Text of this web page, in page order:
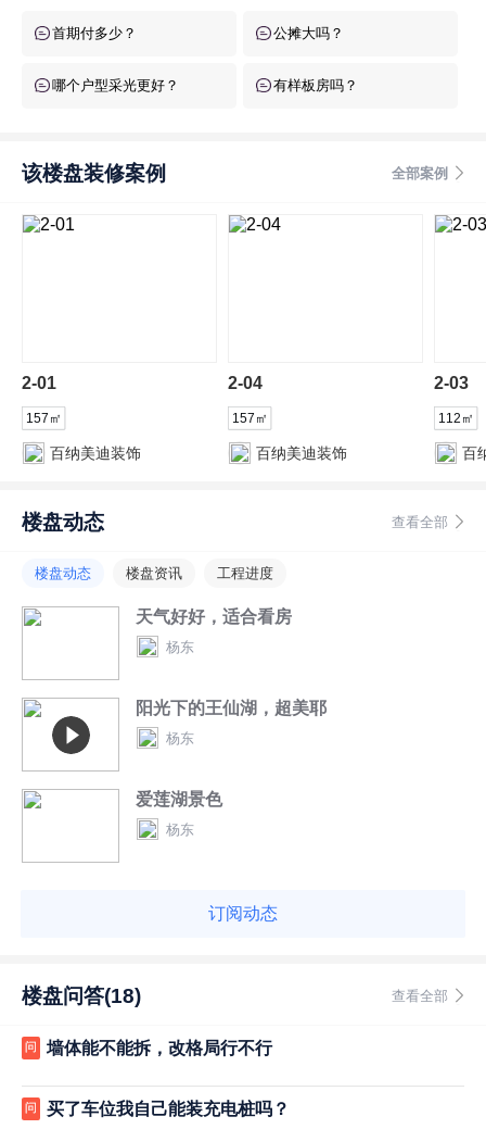
首期付多少？ 公摊大吗？
哪个户型采光更好？ 有样板房吗？
该楼盘装修案例 全部案例
2-01
157㎡
百纳美迪装饰
2-04
157㎡
百纳美迪装饰
2-03
112㎡
百
楼盘动态 查看全部
楼盘动态 楼盘资讯 工程进度
天气好好，适合看房
杨东
阳光下的王仙湖，超美耶
杨东
爱莲湖景色
杨东
订阅动态
楼盘问答(18) 查看全部
问 墙体能不能拆，改格局行不行
问 买了车位我自己能装充电桩吗？